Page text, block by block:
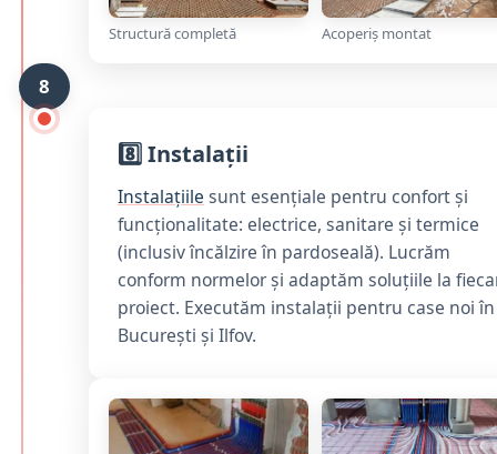
Structură completă Acoperiș montat
8
8️⃣ Instalații
Instalațiile sunt esențiale pentru confort și
funcționalitate: electrice, sanitare și termice
(inclusiv încălzire în pardoseală). Lucrăm
conform normelor și adaptăm soluțiile la
proiect. Executăm instalații pentru case noi în
București și Ilfov.